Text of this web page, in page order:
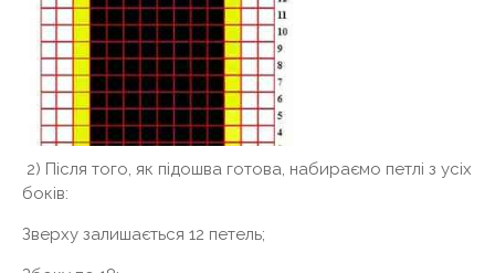
2) Після того, як підошва готова, набираємо петлі з усіх
боків:
Зверху залишається 12 петель;